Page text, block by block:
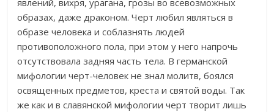
образах, даже драконом. Черт любил являться в
образе человека и соблазнять людей
противоположного пола, при этом у него напрочь
отсутствовала задняя часть тела. В германской
мифологии черт-человек не знал молитв, боялся
освященных предметов, креста и святой воды. Так
же как и в славянской мифологии черт творит лишь